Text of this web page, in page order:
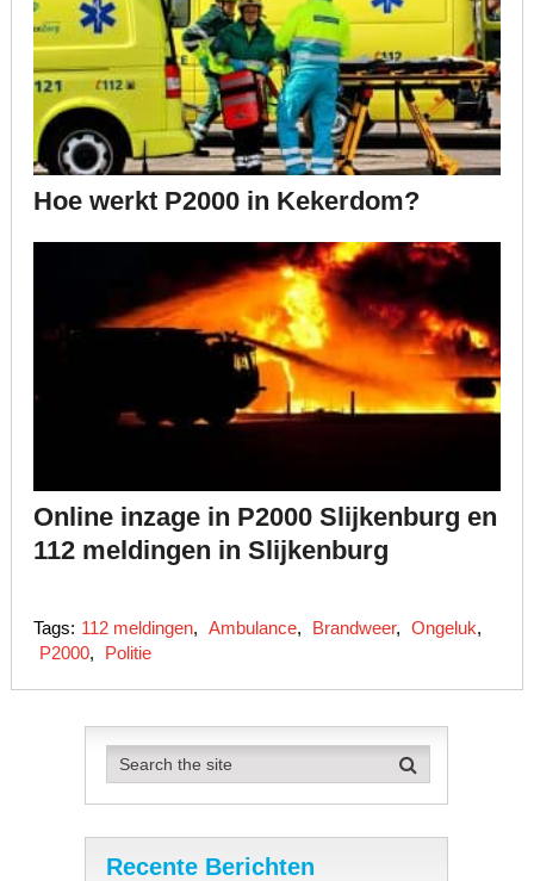
Hoe werkt P2000 in Kekerdom?
Online inzage in P2000 Slijkenburg en
112 meldingen in Slijkenburg
Tags: 112 meldingen, Ambulance, Brandweer, Ongeluk,
P2000, Politie
Recente Berichten